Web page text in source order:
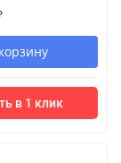
в 1 клик